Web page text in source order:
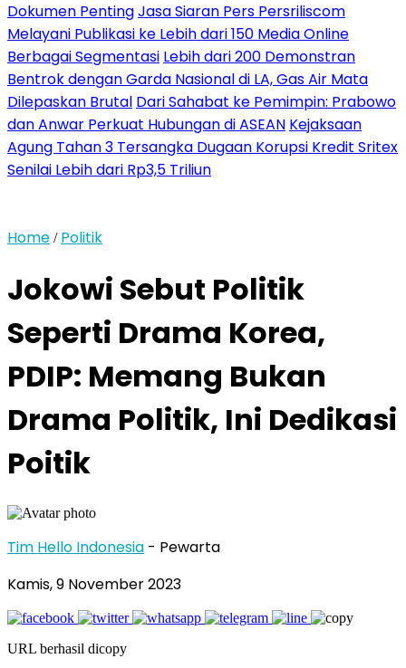
Dokumen PentingJasa Siaran Pers Persriliscom
Melayani Publikasi ke Lebih dari 150 Media Online
Berbagai Segmentasi Lebih dari 200 Demonstran
Bentrok dengan Garda Nasional di LA, Gas Air Mata
Dilepaskan Brutal Dari Sahabat ke Pemimpin: Prabowo
dan Anwar Perkuat Hubungan di ASEAN Kejaksaan
Agung Tahan 3 Tersangka Dugaan Korupsi Kredit Sritex
Senilai Lebih dari Rp3,5 Triliun
Home / Politik
Jokowi Sebut Politik
Seperti Drama Korea,
PDIP: Memang Bukan
Drama Politik, Ini Dedikasi
Poitik
Tim Hello Indonesia - Pewarta
Kamis, 9 November 2023
URL berhasil dicopy